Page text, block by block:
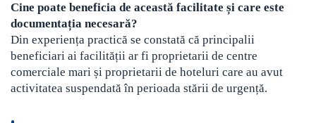
Cine poate beneficia de această facilitate și care este
documentația necesară?
Din experiența practică se constată că principalii
beneficiari ai facilității ar fi proprietarii de centre
comerciale mari și proprietarii de hoteluri care au avut
activitatea suspendată în perioada stării de urgență.